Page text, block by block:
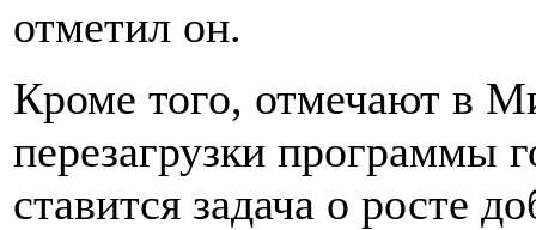
отметил он.
Кроме того, отмечают в
перезагрузки программы
ставится задача о росте